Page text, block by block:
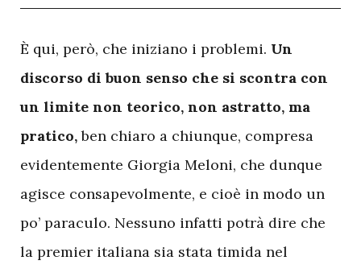
È qui, però, che iniziano i problemi. Un
discorso di buon senso che si scontra con
un limite non teorico, non astratto, ma
pratico,ben chiaro a chiunque, compresa
evidentemente Giorgia Meloni, che dunque
agisce consapevolmente, e cioè in modo un
po’ paraculo. Nessuno infatti potrà dire che
la premier italiana sia stata timida nel